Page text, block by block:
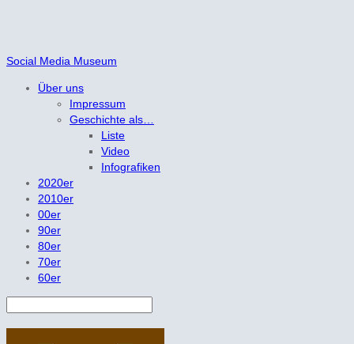
Social Media Museum
Über uns
Impressum
Geschichte als…
Liste
Video
Infografiken
2020er
2010er
00er
90er
80er
70er
60er